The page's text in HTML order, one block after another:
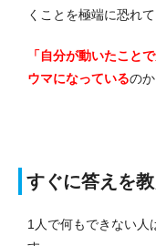
くことを極端に恐れて
「自分が動いたこと
ウマになっているの
すぐに答えを
1人で何もできない人